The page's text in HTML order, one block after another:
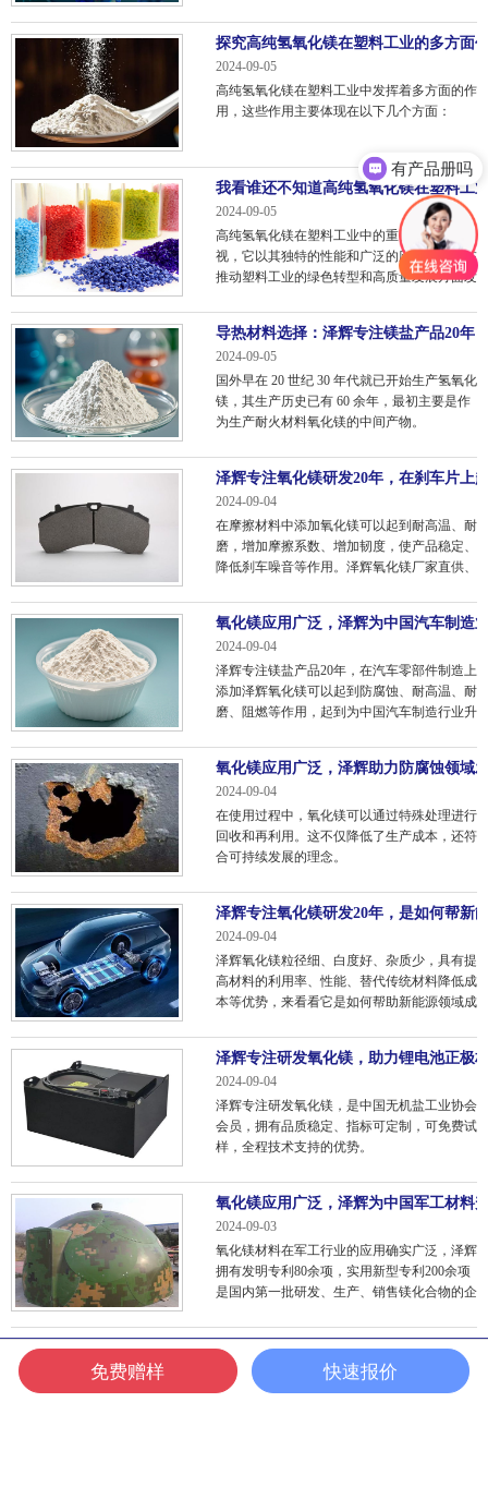
探究高纯氢氧化镁在塑料工业的多方面
2024-09-05
高纯氢氧化镁在塑料工业中发挥着多方面的作
用，这些作用主要体现在以下几个方面：
我看谁还不知道高纯氢氧化镁在塑料工
2024-09-05
高纯氢氧化镁在塑料工业中的重要性不容忽
视，它以其独特的性能和广泛的应用领域，在
推动塑料工业的绿色转型和高质量发展方面发
导热材料选择：泽辉专注镁盐产品20年
2024-09-05
国外早在 20 世纪 30 年代就已开始生产氢氧化
镁，其生产历史已有 60 余年，最初主要是作
为生产耐火材料氧化镁的中间产物。
泽辉专注氧化镁研发20年，在刹车片上
2024-09-04
在摩擦材料中添加氧化镁可以起到耐高温、耐
磨，增加摩擦系数、增加韧度，使产品稳定、
降低刹车噪音等作用。泽辉氧化镁厂家直供、
氧化镁应用广泛，泽辉为中国汽车制造
2024-09-04
泽辉专注镁盐产品20年，在汽车零部件制造上
添加泽辉氧化镁可以起到防腐蚀、耐高温、耐
磨、阻燃等作用，起到为中国汽车制造行业升
氧化镁应用广泛，泽辉助力防腐蚀领域
2024-09-04
在使用过程中，氧化镁可以通过特殊处理进行
回收和再利用。这不仅降低了生产成本，还符
合可持续发展的理念。
泽辉专注氧化镁研发20年，是如何帮新
2024-09-04
泽辉氧化镁粒径细、白度好、杂质少，具有提
高材料的利用率、性能、替代传统材料降低成
本等优势，来看看它是如何帮助新能源领域成
泽辉专注研发氧化镁，助力锂电池正极
2024-09-04
泽辉专注研发氧化镁，是中国无机盐工业协会
会员，拥有品质稳定、指标可定制，可免费试
样，全程技术支持的优势。
氧化镁应用广泛，泽辉为中国军工材料
2024-09-03
氧化镁材料在军工行业的应用确实广泛，泽辉
拥有发明专利80余项，实用新型专利200余项
是国内第一批研发、生产、销售镁化合物的企
10
网站首页 全国热线 网站地图
有产品册吗
免费赠样 快速报价